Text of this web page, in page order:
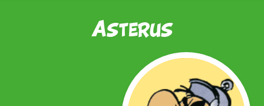
Asterus